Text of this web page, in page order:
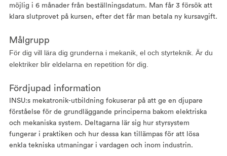
möjlig i 6 månader från beställningsdatum. Man får 3 försök att
klara slutprovet på kursen, efter det får man betala ny kursavgift.
Målgrupp
För dig vill lära dig grunderna i mekanik, el och styrteknik. Är du
elektriker blir eldelarna en repetition för dig.
Fördjupad information
INSU:s mekatronik-utbildning fokuserar på att ge en djupare
förståelse för de grundläggande principerna bakom elektriska
och mekaniska system. Deltagarna lär sig hur styrsystem
fungerar i praktiken och hur dessa kan tillämpas för att lösa
enkla tekniska utmaningar i vardagen och inom industrin.